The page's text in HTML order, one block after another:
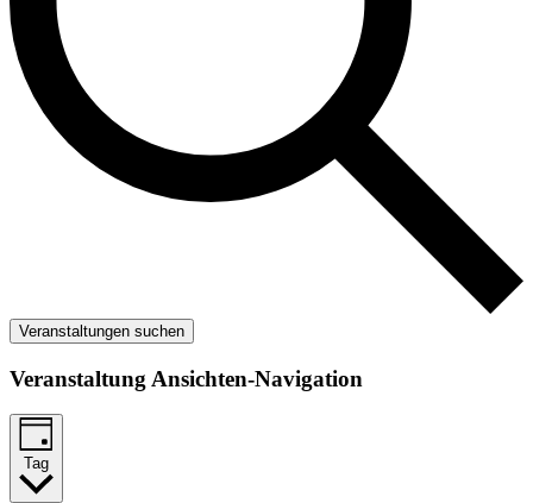
Veranstaltungen suchen
Veranstaltung Ansichten-Navigation
Tag